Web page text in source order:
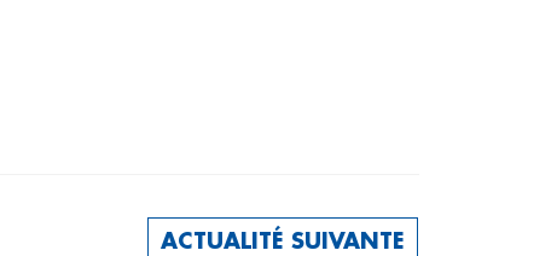
ACTUALITÉ SUIVANTE